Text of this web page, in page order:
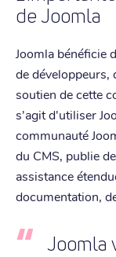
de Joomla
Joomla bénéficie
de développeurs,
soutien de cette
s'agit d'utiliser
communauté
du CMS, publie
assistance
documentation,
Joomla